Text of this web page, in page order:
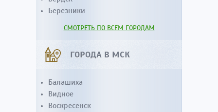
Березники
СМОТРЕТЬ ПО ВСЕМ ГОРОДАМ
ГОРОДА В МСК
Балашиха
Видное
Воскресенск